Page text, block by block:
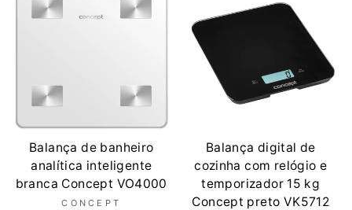
Balança de banheiro
analítica inteligente
branca Concept VO4000
CONCEPT
Balança digital de
cozinha com relógio e
temporizador 15 kg
Concept preto VK5712